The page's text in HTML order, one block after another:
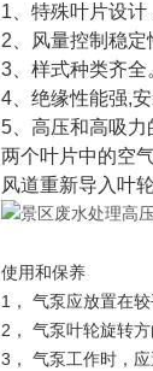
1、特殊叶片设计
2、风量控制稳定
3、样式种类齐全
4、绝缘性能强,
5、高压和高吸力
两个叶片中的空
风道重新导入叶
使用和保养
1， 气泵应放置在
2， 气泵叶轮旋转
3， 气泵工作时，